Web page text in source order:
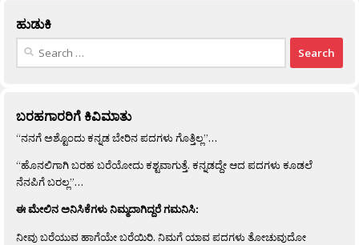
ಹುಡುಕಿ
Search
ಬರಹಗಾರರಿಗೆ ಕಿವಿಮಾತು
“ನನಗೆ ಅಶ್ಟೊಂದು ಕನ್ನಡ ಬೇರಿನ ಪದಗಳು ಗೊತ್ತಿಲ್ಲ”…
“ಹೊನಲಿಗಾಗಿ ಬರಹ ಬರೆಯೋದು ಕಶ್ಟವಾಗುತ್ತೆ. ಕನ್ನಡದ್ದೇ ಆದ ಪದಗಳು ಕೂಡಲೆ
ನೆನಪಿಗೆ ಬರಲ್ಲ”…
ಈ ಮೇಲಿನ ಅನಿಸಿಕೆಗಳು ನಿಮ್ಮದಾಗಿದ್ದರೆ ಗಮನಿಸಿ:
ನೀವು ಬರೆಯುವ ಹಾಗೆಯೇ ಬರೆಯಿರಿ. ನಿಮಗೆ ಯಾವ ಪದಗಳು ತೋಚುವುದೋ